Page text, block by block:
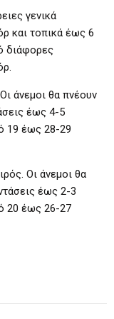
γενικά
και τοπικά έως 6
διάφορες
άνεμοι θα πνέουν
έως 4-5
19 έως 28-29
Οι άνεμοι θα
έως 2-3
20 έως 26-27